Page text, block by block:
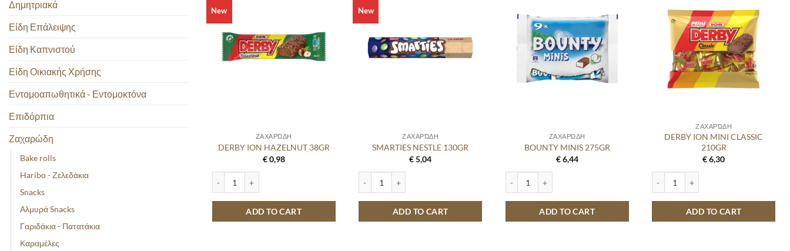
Δημητριακά
Είδη Επάλειψης
Είδη Καπνιστού
Είδη Οικιακής Χρήσης
Εντομοαπωθητικά - Εντομοκτόνα
Επιδόρπια
Ζαχαρώδη
Bake rolls
Haribo - Ζελεδάκια
Snacks
Αλμυρά Snacks
Γαριδάκια - Πατατάκια
Καραμέλες
New
ΖΑΧΑΡΏΔΗ
DERBY ION HAZELNUT 38GR
€0,98
ADD TO CART
New
ΖΑΧΑΡΏΔΗ
SMARTIES NESTLE 130GR
€5,04
ADD TO CART
ΖΑΧΑΡΏΔΗ
BOUNTY MINIS 275GR
€6,44
ADD TO CART
ΖΑΧΑΡΏΔΗ
DERBY ION MINI CLASSIC
210GR
€6,30
ADD TO CART